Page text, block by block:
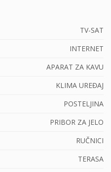
TV-SAT
INTERNET
APARAT ZA KAVU
KLIMA UREĐAJ
POSTELJINA
PRIBOR ZA JELO
RUČNICI
TERASA